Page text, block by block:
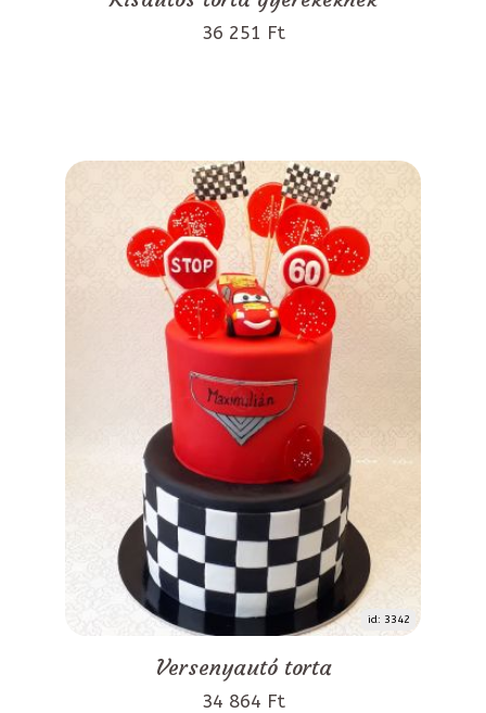
36 251 Ft
id: 3342
Versenyautó torta
34 864 Ft